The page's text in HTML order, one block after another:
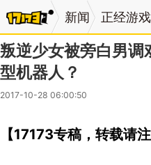
新闻 正经游戏
叛逆少女被旁白男调
型机器人？
2017-10-28 06:00:50
【17173专稿，转载请注